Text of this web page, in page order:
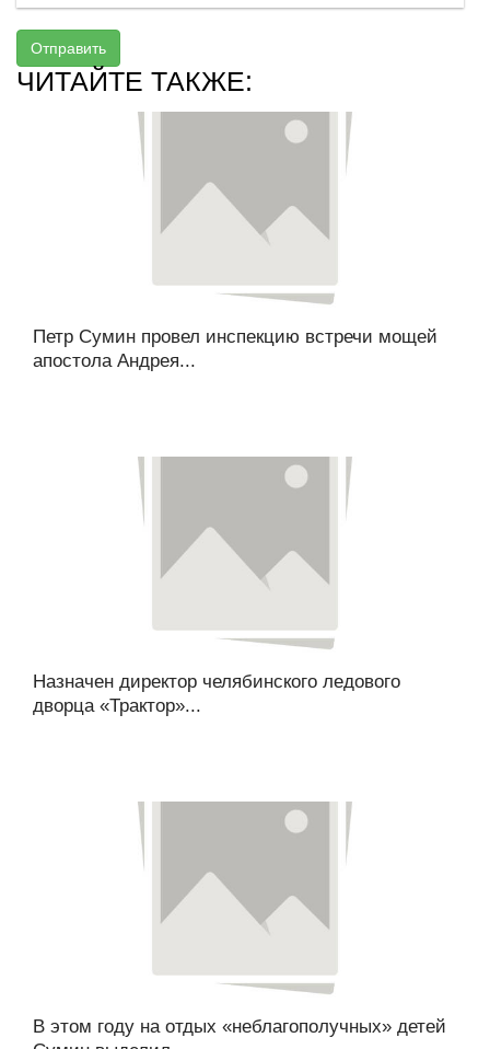
Отправить
ЧИТАЙТЕ ТАКЖЕ:
Петр Сумин провел инспекцию встречи мощей
апостола Андрея...
Назначен директор челябинского ледового
дворца «Трактор»...
В этом году на отдых «неблагополучных» детей